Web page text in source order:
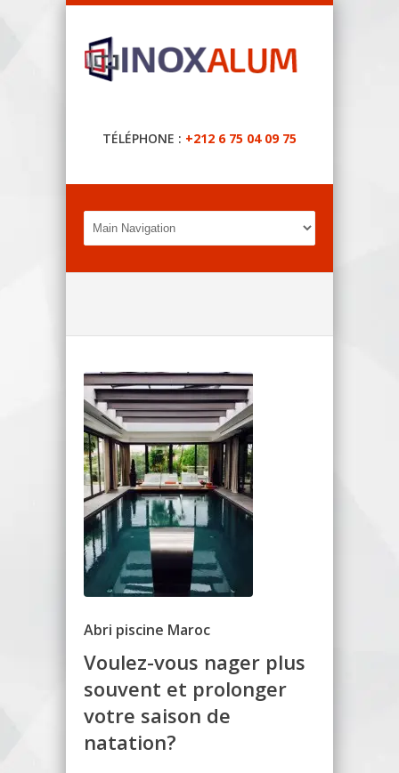
TÉLÉPHONE : +212 6 75 04 09 75
Abri piscine Maroc
Voulez-vous nager plus
souvent et prolonger
votre saison de
natation?